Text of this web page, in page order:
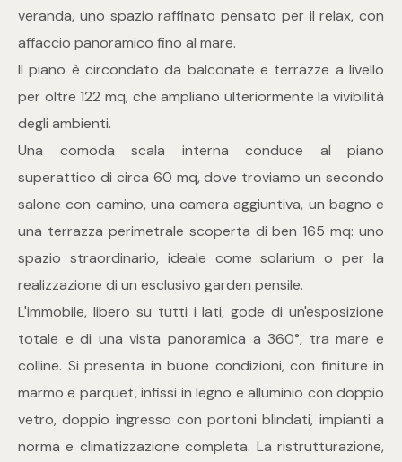
veranda, uno spazio raffinato pensato per il relax, con
affaccio panoramico fino al mare.
Il piano è circondato da balconate e terrazze a livello
per oltre 122 mq, che ampliano ulteriormente la vivibilità
degli ambienti.
Una comoda scala interna conduce al piano
superattico di circa 60 mq, dove troviamo un secondo
salone con camino, una camera aggiuntiva, un bagno e
una terrazza perimetrale scoperta di ben 165 mq: uno
spazio straordinario, ideale come solarium o per la
realizzazione di un esclusivo garden pensile.
L'immobile, libero su tutti i lati, gode di un'esposizione
totale e di una vista panoramica a 360°, tra mare e
colline. Si presenta in buone condizioni, con finiture in
marmo e parquet, infissi in legno e alluminio con doppio
vetro, doppio ingresso con portoni blindati, impianti a
norma e climatizzazione completa. La ristrutturazione,
Locali
Qualsiasi